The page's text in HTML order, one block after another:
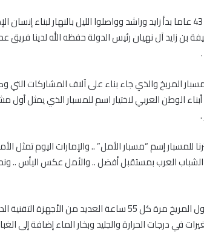
وأضاف أنه “من خيمة صغيرة قبل 43 عاما بدأ زايد وراشد وواصلوا الليل بالنهار لبناء
بن زايد آل نهيان رئيس الدولة حفظه الله لدينا
المريخ والذي جاء بناء على آلاف المشاركات التي
الوطن العربي لاختيار اسم للمسبار الذي يمثل أول
للمسبار إسم “مسبار الأمل” .. والإمارات اليوم تمثل
الشباب العرب بمستقبل أفضل .. والأمل عكس اليأس ..
ويضم مسبار الإمارات الذي يدور حول المريخ مرة كل 55 ساعة العديد من
في درجات الحرارة والجليد وبخار الماء إضافة إلى